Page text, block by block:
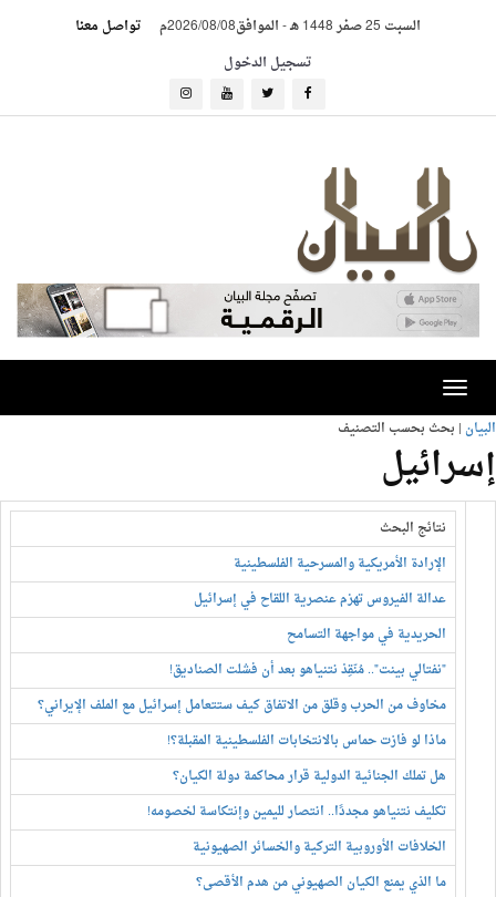
السبت 25 صفر 1448 هـ -الموافق2026/08/08م
تواصل معنا
تسجيل الدخول
Toggle
navigation البيان | بحث بحسب التصنيف
إسرائيل
نتائج البحث
الإرادة الأمريكية والمسرحية الفلسطينية
عدالة الفيروس تهزم عنصرية اللقاح في إسرائيل
الحريدية في مواجهة التسامح
"نفتالي بينت".. مُنّقِذ نتنياهو بعد أن فشلت الصناديق!
مخاوف من الحرب وقلق من الاتفاق كيف ستتعامل إسرائيل مع الملف الإيراني؟
ماذا لو فازت حماس بالانتخابات الفلسطينية المقبلة؟!
هل تملك الجنائية الدولية قرار محاكمة دولة الكيان؟
تكليف نتنياهو مجددًا.. انتصار لليمين وإنتكاسة لخصومه!
الخلافات الأوروبية التركية والخسائر الصهيونية
ما الذي يمنع الكيان الصهيوني من هدم الأقصى؟